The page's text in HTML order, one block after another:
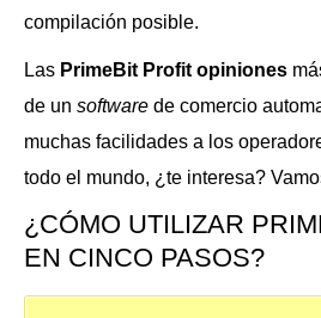
compilación posible.
Las PrimeBit Profit opiniones
de un software de comercio
muchas facilidades a los
todo el mundo, ¿te interesa?
¿CÓMO UTILIZAR
EN CINCO PASOS?